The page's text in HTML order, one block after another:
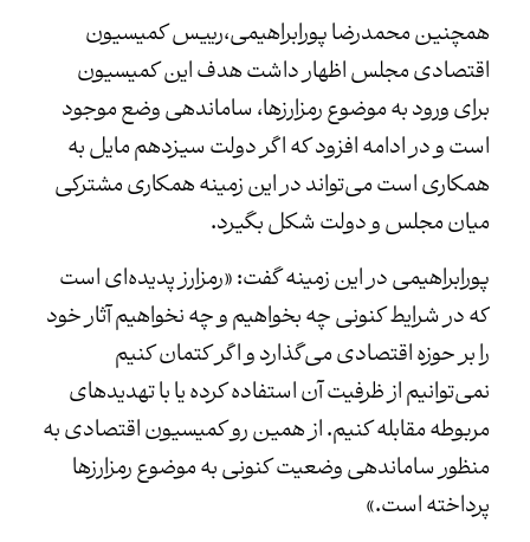
همچنین محمدرضا پورابراهیمی،رییس کمیسیون
اقتصادی مجلس اظهار داشت هدف این کمیسیون
برای ورود به موضوع رمزارزها، ساماندهی وضع موجود
است و در ادامه افزود که اگر دولت سیزدهم مایل به
همکاری است می‌تواند در این زمینه همکاری مشترکی
میان مجلس و دولت شکل بگیرد.
پورابراهیمی در این زمینه گفت: «رمزارز پدیده‌ای است
که در شرایط کنونی چه بخواهیم و چه نخواهیم آثار خود
را بر حوزه اقتصادی می‌گذارد و اگر کتمان کنیم
نمی‌توانیم از ظرفیت آن استفاده کرده یا با تهدیدهای
مربوطه مقابله کنیم. از همین رو کمیسیون اقتصادی به
منظور ساماندهی وضعیت کنونی به موضوع رمزارزها
پرداخته است.»